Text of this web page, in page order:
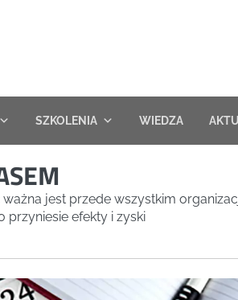
SZKOLENIA WIEDZA
jest przede wszystkim
przyniesie efekty i zyski